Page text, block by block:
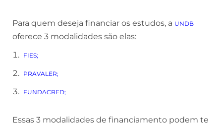
Para quem deseja financiar os estudos, a UNDB
oferece 3 modalidades são elas:
FIES;
PRAVALER;
FUNDACRED;
Essas 3 modalidades de financiamento podem te